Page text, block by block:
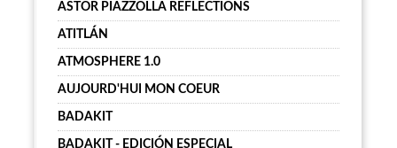
ASTOR PIAZZOLLA REFLECTIONS
ATITLÁN
ATMOSPHERE 1.0
AUJOURD'HUI MON COEUR
BADAKIT
BADAKIT - EDICIÓN ESPECIAL